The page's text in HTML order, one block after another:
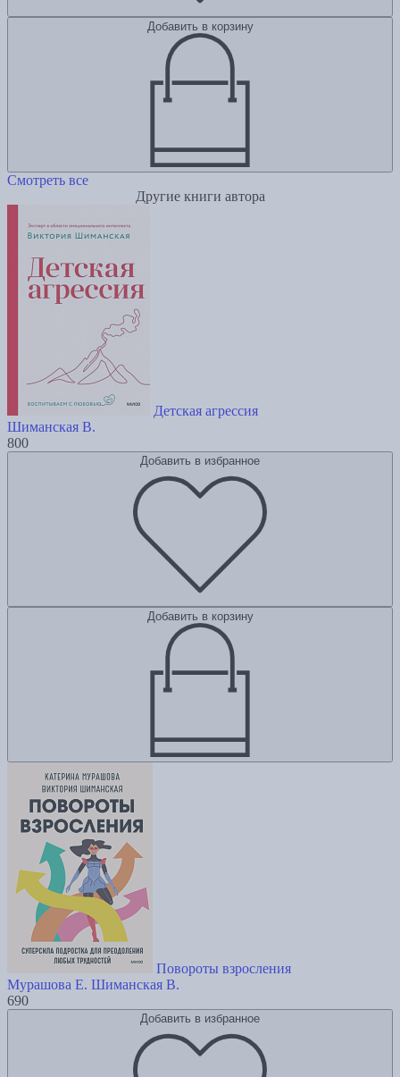
Добавить в корзину
Смотреть все
Другие книги автора
Детская агрессия
Шиманская В.
800
Добавить в избранное
Добавить в корзину
Повороты взросления
Мурашова Е. Шиманская В.
690
Добавить в избранное